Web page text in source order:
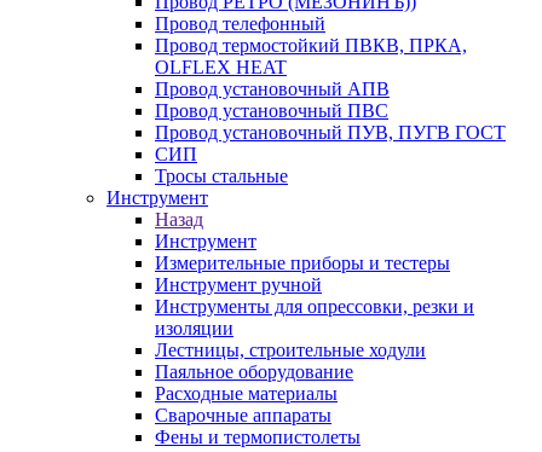
Провод телефонный
Провод термостойкий ПВКВ, ПРКА,
OLFLEX HEAT
Провод установочный АПВ
Провод установочный ПВС
Провод установочный ПУВ, ПУГВ ГОСТ
СИП
Тросы стальные
Инструмент
Назад
Инструмент
Измерительные приборы и тестеры
Инструмент ручной
Инструменты для опрессовки, резки и
изоляции
Лестницы, строительные ходули
Паяльное оборудование
Расходные материалы
Сварочные аппараты
Фены и термопистолеты